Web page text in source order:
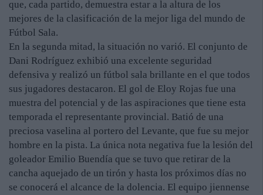
que, cada partido, demuestra estar a la altura de los
mejores de la clasificación de la mejor liga del mundo de
Fútbol Sala.
En la segunda mitad, la situación no varió. El conjunto de
Dani Rodríguez exhibió una excelente seguridad
defensiva y realizó un fútbol sala brillante en el que todos
sus jugadores destacaron. El gol de Eloy Rojas fue una
muestra del potencial y de las aspiraciones que tiene esta
temporada el representante provincial. Batió de una
preciosa vaselina al portero del Levante, que fue su mejor
hombre en la pista. La única nota negativa fue la lesión del
goleador Emilio Buendía que se tuvo que retirar de la
cancha aquejado de un tirón y hasta los próximos días no
se conocerá el alcance de la dolencia. El equipo jiennense